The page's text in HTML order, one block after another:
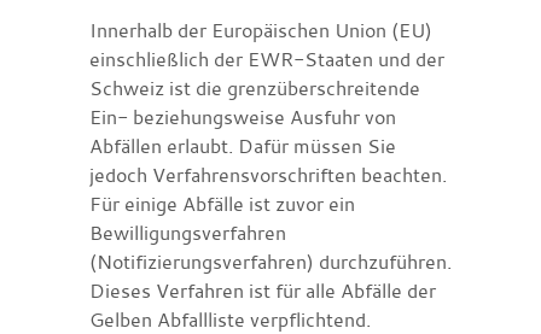
Innerhalb der Europäischen Union (EU)
einschließlich der EWR-Staaten und der
Schweiz ist die grenzüberschreitende
Ein- beziehungsweise Ausfuhr von
Abfällen erlaubt. Dafür müssen Sie
jedoch Verfahrensvorschriften beachten.
Für einige Abfälle ist zuvor ein
Bewilligungsverfahren
(Notifizierungsverfahren) durchzuführen.
Dieses Verfahren ist für alle Abfälle der
Gelben Abfallliste verpflichtend.